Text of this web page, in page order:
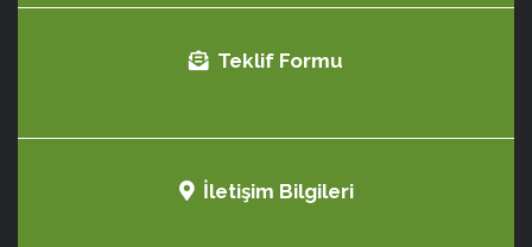
Teklif Formu
İletişim Bilgileri